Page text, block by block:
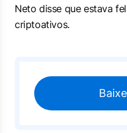
Neto disse que estava
criptoativos.